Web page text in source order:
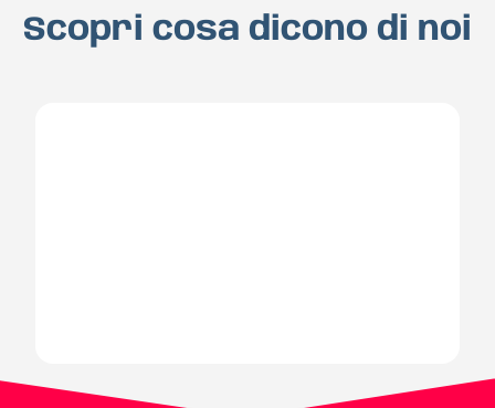
Scopri cosa dicono di noi